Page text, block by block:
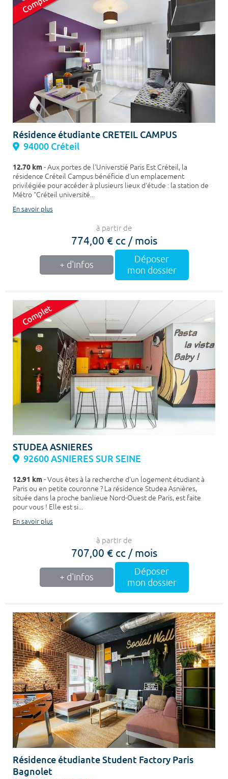
Résidence étudiante CRETEIL CAMPUS
94000 Créteil
12.70 km- Aux portes de l'Universtié Paris Est Créteil, la
résidence Créteil Campus bénéficie d'un emplacement
privilégiée pour accéder à plusieurs lieux d'étude : la station de
Métro "Créteil université...
En savoir plus
à partir de
774,00 € cc / mois
+ d'infos
Déposer
mon dossier
STUDEA ASNIERES
92600 ASNIERES SUR SEINE
12.91 km- Vous êtes à la recherche d'un logement étudiant à
Paris ou en petite couronne ? La résidence Studea Asnières,
située dans la proche banlieue Nord-Ouest de Paris, est faite
pour vous ! Elle est si...
En savoir plus
à partir de
707,00 € cc / mois
+ d'infos
Déposer
mon dossier
Résidence étudiante Student Factory Paris
Bagnolet